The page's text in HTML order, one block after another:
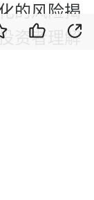
的风险揭
资者理解